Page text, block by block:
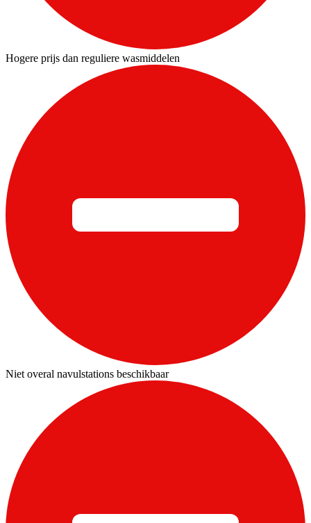
Hogere prijs dan reguliere wasmiddelen
Niet overal navulstations beschikbaar